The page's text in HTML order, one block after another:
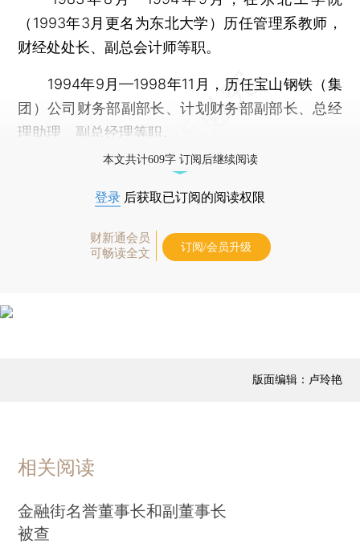
（1993年3月更名为东北大学）历任管理系教师，
财经处处长、副总会计师等职。
1994年9月—1998年11月，历任宝山钢铁（集
团）公司财务部副部长、计划财务部副部长、总经
理助理、副总经理等职。
本文共计609字 订阅后继续阅读
登录 后获取已订阅的阅读权限
财新通会员
可畅读全文
订阅/会员升级
版面编辑：卢玲艳
相关阅读
金融街名誉董事长和副董事长
被查